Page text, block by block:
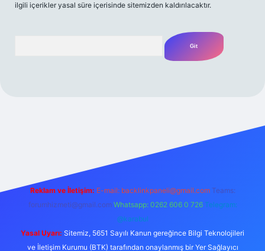
ilgili içerikler yasal süre içerisinde sitemizden kaldırılacaktır.
m elexbet
Reklam ve İletişim: E-mail: backlinkpaneli@gmail.com Teams:
forumhizmeti@gmail.com Whatsapp: 0262 606 0 726 Telegram:
@karabul
Yasal Uyarı: Sitemiz, 5651 Sayılı Kanun gereğince Bilgi Teknolojileri
ve İletişim Kurumu (BTK) tarafından onaylanmış bir Yer Sağlayıcı